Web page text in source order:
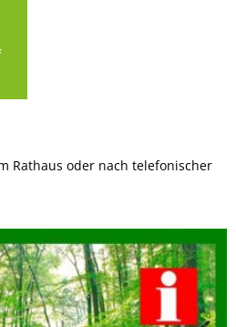
Rathaus oder nach telefonischer